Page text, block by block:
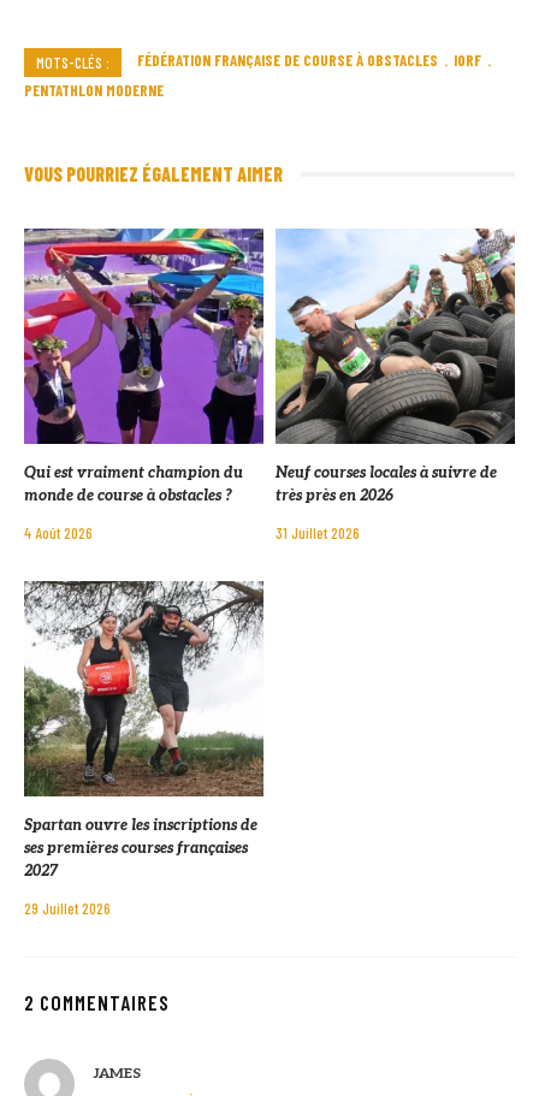
MOTS-CLÉS : FÉDÉRATION FRANÇAISE DE COURSE À OBSTACLES
IORF
PENTATHLON MODERNE
VOUS POURRIEZ ÉGALEMENT AIMER
Qui est vraiment champion du
monde de course à obstacles ?
4 Août 2026
Neuf courses locales à suivre de
très près en 2026
31 Juillet 2026
Spartan ouvre les inscriptions de
ses premières courses françaises
2027
29 Juillet 2026
2 COMMENTAIRES
JAMES